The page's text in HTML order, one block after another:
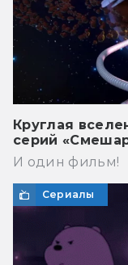
Круглая
серий
И один фильм!
Сериалы